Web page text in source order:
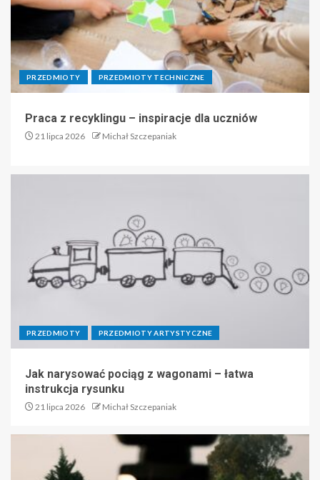
PRZEDMIOTY PRZEDMIOTY TECHNICZNE
Praca z recyklingu – inspiracje dla uczniów
21 lipca 2026 Michał Szczepaniak
PRZEDMIOTY PRZEDMIOTY ARTYSTYCZNE
Jak narysować pociąg z wagonami – łatwa
instrukcja rysunku
21 lipca 2026 Michał Szczepaniak